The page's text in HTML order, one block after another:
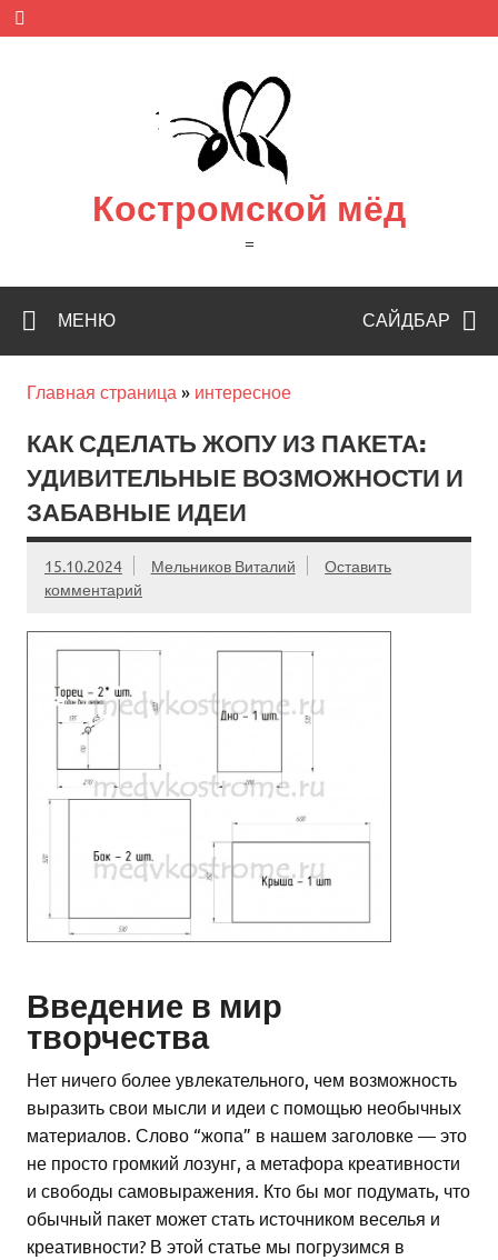
Skip
content
Костромской мёд
=
САЙДБАР
МЕНЮ
Главная страница » интересное
КАК СДЕЛАТЬ ЖОПУ ИЗ ПАКЕТА:
УДИВИТЕЛЬНЫЕ ВОЗМОЖНОСТИ И
ЗАБАВНЫЕ ИДЕИ
15.10.2024 Мельников Виталий
Оставить
комментарий
Введение в мир
творчества
Нет ничего более увлекательного, чем возможность
выразить свои мысли и идеи с помощью необычных
материалов. Слово “жопа” в нашем заголовке — это
не просто громкий лозунг, а метафора креативности
и свободы самовыражения. Кто бы мог подумать, что
обычный пакет может стать источником веселья и
креативности? В этой статье мы погрузимся в